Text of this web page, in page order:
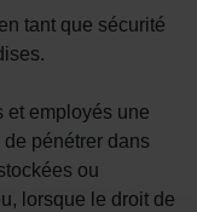
tant que sécurité
et employés une
pénétrer dans
ou
lorsque le droit de